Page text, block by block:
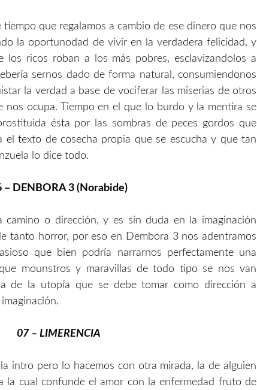
que regalamos a cambio de ese dinero que nos
la oportunodad de vivir en la verdadera felicidad, y
ricos roban a los más pobres, esclavizandolos a
sernos dado de forma natural, consumiendonos
la verdad a base de vociferar las miserias de otros
nos ocupa. Tiempo en el que lo burdo y la mentira se
ésta por las sombras de peces gordos que
el texto de cosecha propia que se escucha y que tan
lo dice todo.
– DENBORA 3 (Norabide)
camino o dirección, y es sin duda en la imaginación
tanto horror, por eso en Dembora 3 nos adentramos
que bien podría narrarnos perfectamente una
mounstros y maravillas de todo tipo se nos van
de la utopía que se debe tomar como dirección a
07 – LIMERENCIA
intro pero lo hacemos con otra mirada, la de alguien
la cual confunde el amor con la enfermedad fruto de